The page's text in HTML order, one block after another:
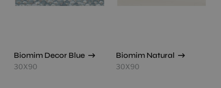
Biomim Decor Blue
30X90
Biomim Natural
30X90